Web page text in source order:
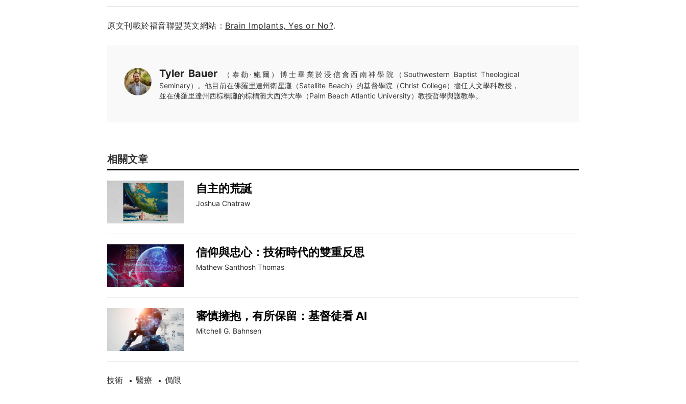
原文刊載於福音聯盟英文網站： Brain Implants, Yes or No?.
Tyler Bauer
（泰勒·鮑爾）博士畢業於浸信會西南神學院（Southwestern Baptist Theological
Seminary）。他目前在佛羅里達州衛星灘（Satellite Beach）的基督學院（Christ College）擔任人文學科教授，
並在佛羅里達州西棕櫚灘的棕櫚灘大西洋大學（Palm Beach Atlantic University）教授哲學與護教學。
相關文章
自主的荒誕
Joshua Chatraw
信仰與忠心：技術時代的雙重反思
Mathew Santhosh Thomas
審慎擁抱，有所保留：基督徒看 AI
Mitchell G. Bahnsen
技術 • 醫療 • 侷限